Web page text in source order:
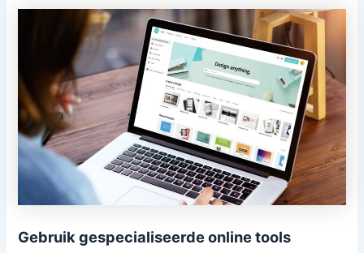
Gebruik gespecialiseerde online tools